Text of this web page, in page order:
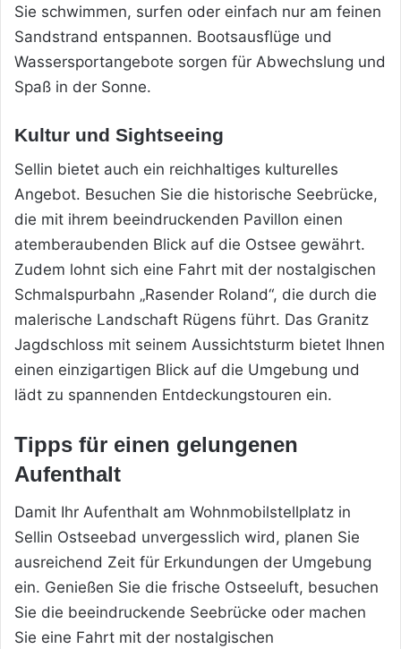
Sie schwimmen, surfen oder einfach nur am feinen
Sandstrand entspannen. Bootsausflüge und
Wassersportangebote sorgen für Abwechslung und
Spaß in der Sonne.
Kultur und Sightseeing
Sellin bietet auch ein reichhaltiges kulturelles
Angebot. Besuchen Sie die historische Seebrücke,
die mit ihrem beeindruckenden Pavillon einen
atemberaubenden Blick auf die Ostsee gewährt.
Zudem lohnt sich eine Fahrt mit der nostalgischen
Schmalspurbahn „Rasender Roland“, die durch die
malerische Landschaft Rügens führt. Das Granitz
Jagdschloss mit seinem Aussichtsturm bietet Ihnen
einen einzigartigen Blick auf die Umgebung und
lädt zu spannenden Entdeckungstouren ein.
Tipps für einen gelungenen
Aufenthalt
Damit Ihr Aufenthalt am Wohnmobilstellplatz in
Sellin Ostseebad unvergesslich wird, planen Sie
ausreichend Zeit für Erkundungen der Umgebung
ein. Genießen Sie die frische Ostseeluft, besuchen
Sie die beeindruckende Seebrücke oder machen
Sie eine Fahrt mit der nostalgischen